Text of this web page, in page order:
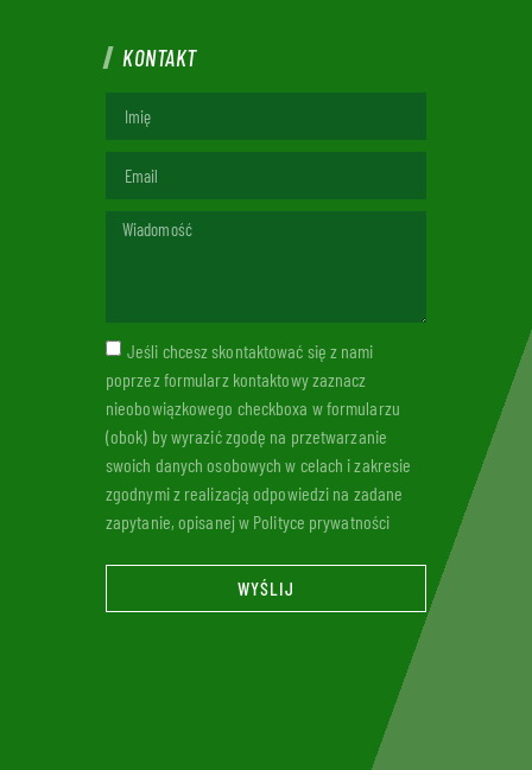
KONTAKT
Jeśli chcesz skontaktować się z nami
poprzez formularz kontaktowy zaznacz
nieobowiązkowego checkboxa w formularzu
(obok) by wyrazić zgodę na przetwarzanie
swoich danych osobowych w celach i zakresie
zgodnymi z realizacją odpowiedzi na zadane
zapytanie, opisanej w Polityce prywatności
WYŚLIJ